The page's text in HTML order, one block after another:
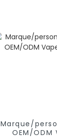
Marque/
OEM/ODM